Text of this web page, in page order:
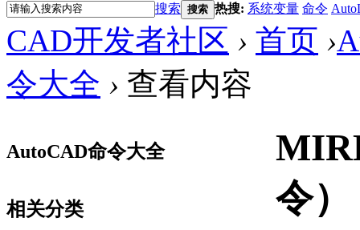
搜索 搜索 热搜: 系统变量 命令
CAD开发者社区 › 首页 ›
令大全 › 查看内容
AutoCAD命令大全
相关分类
令）